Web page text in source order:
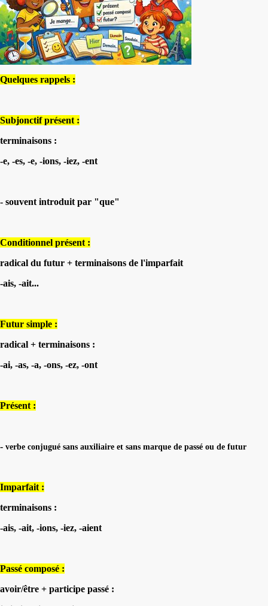
Quelques rappels :
Subjonctif présent :
terminaisons :
-e, -es, -e, -ions, -iez, -ent
- souvent introduit par "que"
Conditionnel présent :
radical du futur + terminaisons de l'imparfait
-ais, -ait...
Futur simple :
radical + terminaisons :
-ai, -as, -a, -ons, -ez, -ont
Présent :
- verbe conjugué sans auxiliaire et sans marque de passé ou de futur
Imparfait :
terminaisons :
-ais, -ait, -ions, -iez, -aient
Passé composé :
avoir/être + participe passé :